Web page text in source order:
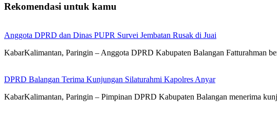
Rekomendasi untuk kamu
Anggota DPRD dan Dinas PUPR Survei Jembatan Rusak di Juai
KabarKalimantan, Paringin – Anggota DPRD Kabupaten Balangan Fatturahman
DPRD Balangan Terima Kunjungan Silaturahmi Kapolres Anyar
KabarKalimantan, Paringin – Pimpinan DPRD Kabupaten Balangan menerima